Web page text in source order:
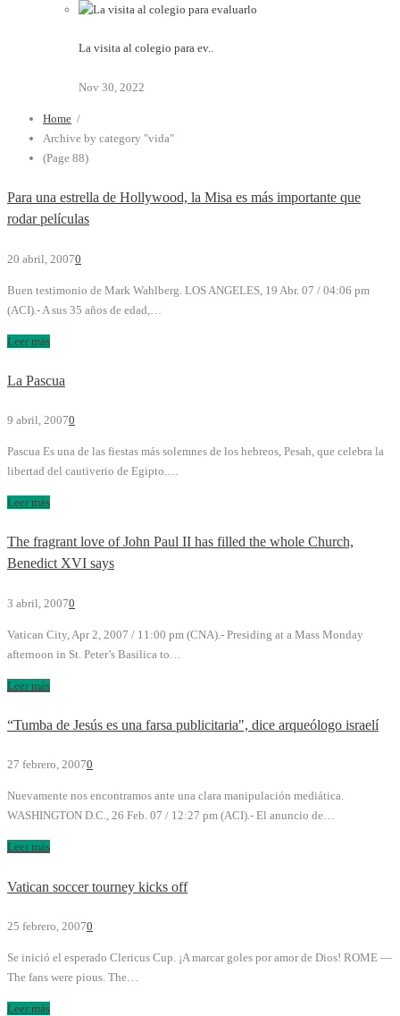
La visita al colegio para ev..
Nov 30, 2022
Home /
Archive by category "vida"
(Page 88)
Para una estrella de Hollywood, la Misa es más importante que
rodar películas
20 abril, 20070
Buen testimonio de Mark Wahlberg. LOS ANGELES, 19 Abr. 07 / 04:06 pm
(ACI).- A sus 35 años de edad,…
Leer más
La Pascua
9 abril, 20070
Pascua Es una de las fiestas más solemnes de los hebreos, Pesah, que celebra la
libertad del cautiverio de Egipto.…
Leer más
The fragrant love of John Paul II has filled the whole Church,
Benedict XVI says
3 abril, 20070
Vatican City, Apr 2, 2007 / 11:00 pm (CNA).- Presiding at a Mass Monday
afternoon in St. Peter’s Basilica to…
Leer más
“Tumba de Jesús es una farsa publicitaria", dice arqueólogo israelí
27 febrero, 20070
Nuevamente nos encontramos ante una clara manipulación mediática.
WASHINGTON D.C., 26 Feb. 07 / 12:27 pm (ACI).- El anuncio de…
Leer más
Vatican soccer tourney kicks off
25 febrero, 20070
Se inició el esperado Clericus Cup. ¡A marcar goles por amor de Dios! ROME —
The fans were pious. The…
Leer más